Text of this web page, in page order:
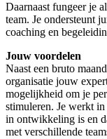
Daarnaast fungeer je
team. Je ondersteunt
coaching en
Jouw voordelen
Naast een bruto
organisatie jouw
mogelijkheid om je
stimuleren. Je werkt
in ontwikkeling is en
met verschillende